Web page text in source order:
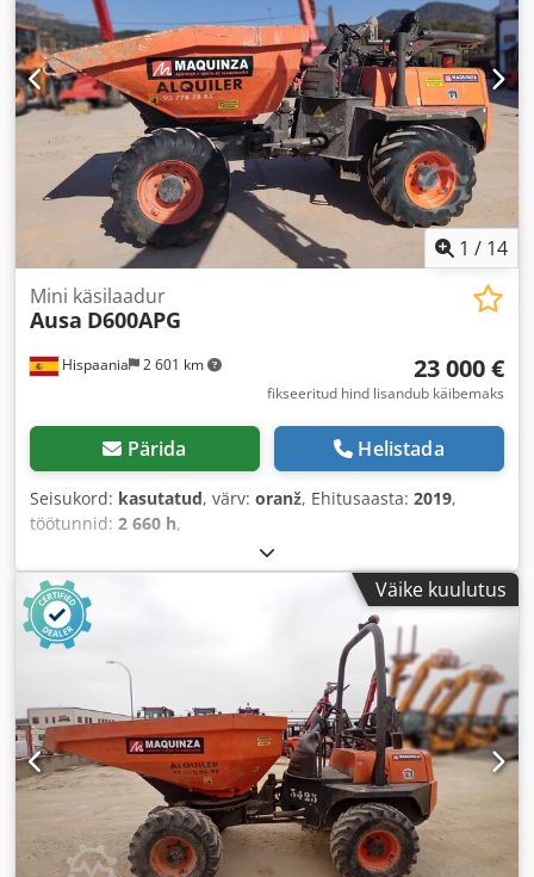
1 / 14
Hispaania 2 601 km
Mini käsilaadur
Ausa D600APG
23 000 €
fikseeritud hind lisandub käibemaks
Pärida Helistada
Seisukord: kasutatud, värv: oranž, Ehitusaasta: 2019,
töötunnid: 2 660 h,
Väike kuulutus